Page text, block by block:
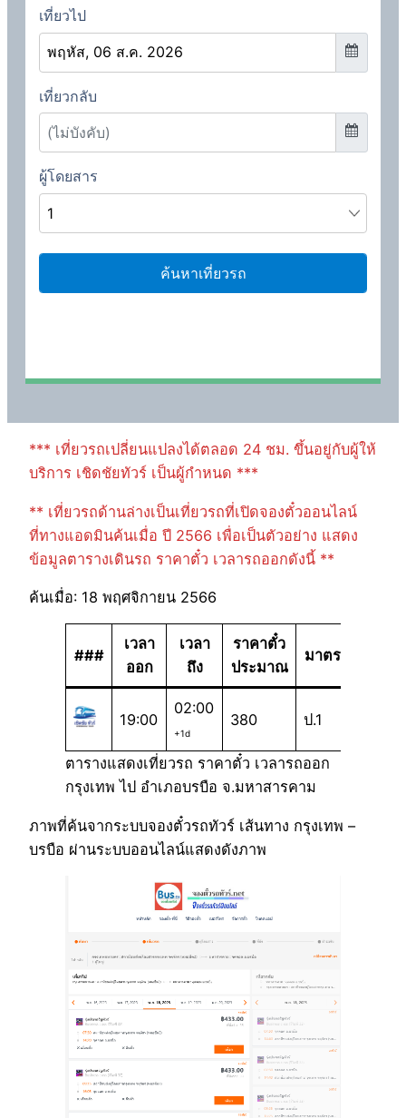
*** เที่ยวรถเปลี่ยนแปลงได้ตลอด 24 ชม. ขึ้นอยู่กับผู้ให้
บริการ เชิดชัยทัวร์ เป็นผู้กำหนด ***
** เที่ยวรถด้านล่างเป็นเที่ยวรถที่เปิดจองตั๋วออนไลน์
ที่ทางแอดมินค้นเมื่อ ปี 2566 เพื่อเป็นตัวอย่าง แสดง
ข้อมูลตารางเดินรถ ราคาตั๋ว เวลารถออกดังนี้ **
ค้นเมื่อ: 18 พฤศจิกายน 2566
###
เวลา
ออก
เวลา
ถึง
ราคาตั๋ว
ประมาณ
มาตรฐาน
19:00
02:00
+1d
380 ป.1
ตารางแสดงเที่ยวรถ ราคาตั๋ว เวลารถออก
กรุงเทพ ไป อำเภอบรบือ จ.มหาสารคาม
ภาพที่ค้นจากระบบจองตั๋วรถทัวร์ เส้นทาง กรุงเทพ –
บรบือ ผ่านระบบออนไลน์แสดงดังภาพ